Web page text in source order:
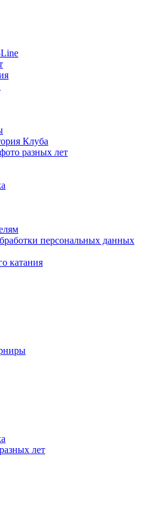
Клуба
разных лет
персональных данных
катания
лет